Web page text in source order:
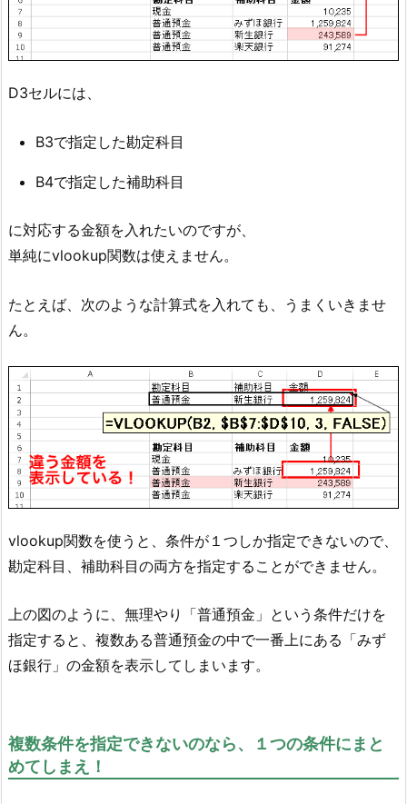
D3セルには、
B3で指定した勘定科目
B4で指定した補助科目
に対応する金額を入れたいのですが、
単純にvlookup関数は使えません。
たとえば、次のような計算式を入れても、うまくいきませ
ん。
vlookup関数を使うと、条件が１つしか指定できないので、
勘定科目、補助科目の両方を指定することができません。
上の図のように、無理やり「普通預金」という条件だけを
指定すると、複数ある普通預金の中で一番上にある「みず
ほ銀行」の金額を表示してしまいます。
複数条件を指定できないのなら、１つの条件にまと
めてしまえ！